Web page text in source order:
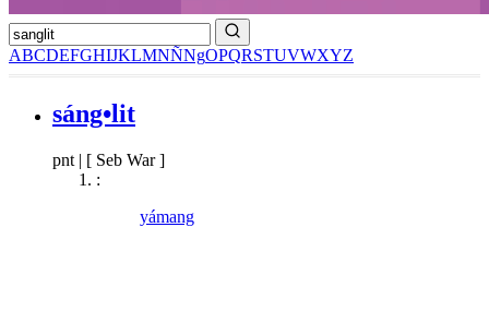
ABCDEFGHIJKLMNÑNgOPQRSTUVWXYZ
sáng•lit
pnt | [ Seb War ]
:
yámang